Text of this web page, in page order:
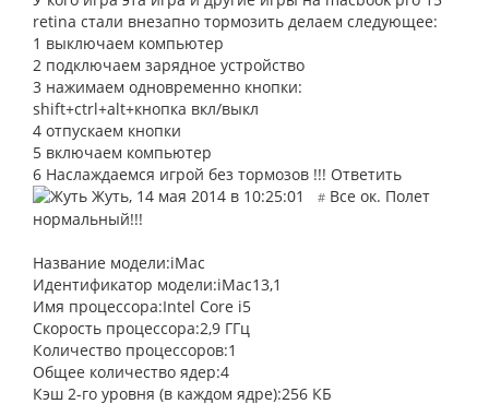
retina стали внезапно тормозить делаем следующее:
1 выключаем компьютер
2 подключаем зарядное устройство
3 нажимаем одновременно кнопки:
shift+ctrl+alt+кнопка вкл/выкл
4 отпускаем кнопки
5 включаем компьютер
6 Наслаждаемся игрой без тормозов !!! Ответить
Жуть, 14 мая 2014 в 10:25:01 # Все ок. Полет
нормальный!!!
Название модели:iMac
Идентификатор модели:iMac13,1
Имя процессора:Intel Core i5
Скорость процессора:2,9 ГГц
Количество процессоров:1
Общее количество ядер:4
Кэш 2-го уровня (в каждом ядре):256 КБ